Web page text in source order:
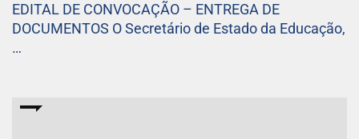
EDITAL DE CONVOCAÇÃO – ENTREGA DE
DOCUMENTOS O Secretário de Estado da Educação,
…